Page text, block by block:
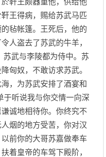
靬王颇器重他，供给他
王得病，赐给苏武马匹
毡帐篷。王死后，他的
人盗去了苏武的牛羊，
武与李陵都为侍中。苏
匈奴，不敢访求苏武。
，为苏武安排了酒宴和
于听说我与你交情一向深
诚地相待你。你终究不
烟的地方受苦，你对汉
前你的大哥苏嘉做奉车
着皇帝的车驾下殿阶，